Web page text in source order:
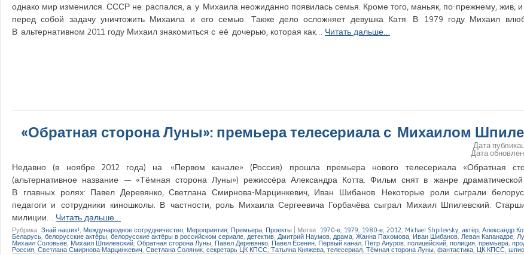
однако мир изменился. СССР не распался, а у Михаила неожиданно появилась семья. Кроме того, маньяк, по-прежнему, жив,
перед собой задачу уничтожить Михаила и его семью. Также дело осложняет девушка Катя. В 1979 году Михаил
В альтернативном 2011 году Михаил знакомиться с её дочерью, которая как… Читать дальше…
«Обратная сторона Луны»: премьера телесериала с Михаилом
Дата
Дата
Недавно (в ноябре 2012 года) на «Первом канале» (Россия) прошла премьера нового телесериала «Обратная
(альтернативное название — «Тёмная сторона Луны») режиссёра Александра Котта. Фильм снят в жанре драматической
В главных ролях: Павел Деревянко, Светлана Смирнова-Марцинкевич, Иван Шибанов. Некоторые роли сыграли
педагоги и сотрудники киношколы. В частности, роль Михаила Сергеевича Горбачёва сыграл Михаил Шпилевский.
милиции… Читать дальше…
Рубрика: Знай наших!, Международное сотрудничество, Мероприятия, Премьера, Проекты Метки: 1970-е, 1979, 1980-е, 2012, Michael Shpilevsky, актёр, Александр
Беларусь, белорусские актёры, белорусские актёры в российском сериале, детектив, Дмитрий Наумов, драма, Жанна Пахомова, Иван Шибанов, Леван Капанадзе,
Михаил Соловьёв, Михаил Шпилевский, Обратная сторона Луны, Павел Деревянко, Павел Есенин, Первый канал, Пётр Ануров, полицейский, полиция, премьера,
Россия, Светлана Смирнова-Марцинкевич, Светлана Соляник, секретарь ЦК КПСС, Татьяна Княжева, телесериал, Тёмная сторона Луны, фантастика, ЦК КПСС,